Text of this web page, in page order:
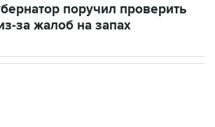
поручил проверить
за жалоб на запах